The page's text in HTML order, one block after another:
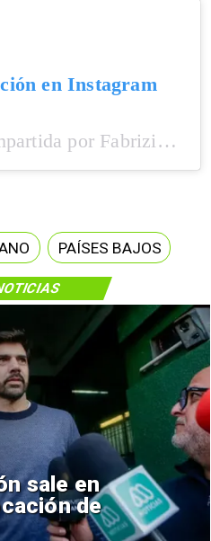
en Instagram
Una publicación compartida por Fabrizio Copano (@fabriziocopano)
PAÍSES BAJOS
sale en
de